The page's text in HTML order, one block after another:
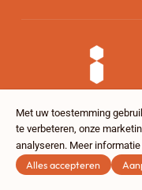
©
Legal notice
Met uw toestemming
te verbeteren, onze
analyseren. Meer
Alles accepteren